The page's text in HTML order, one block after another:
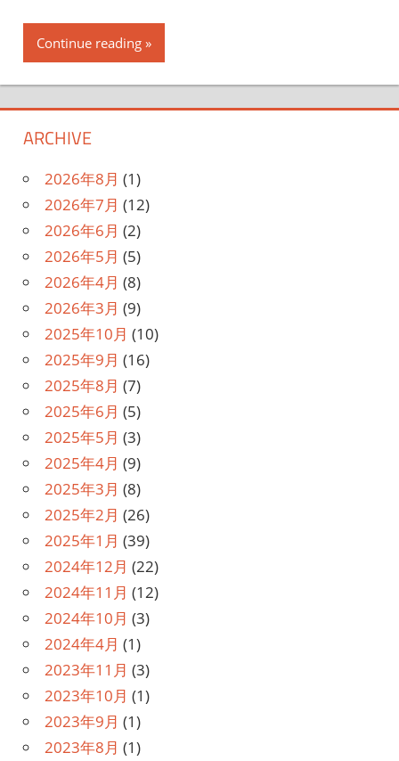
Continue reading
ARCHIVE
2026年8月 (1)
2026年7月 (12)
2026年6月 (2)
2026年5月 (5)
2026年4月 (8)
2026年3月 (9)
2025年10月 (10)
2025年9月 (16)
2025年8月 (7)
2025年6月 (5)
2025年5月 (3)
2025年4月 (9)
2025年3月 (8)
2025年2月 (26)
2025年1月 (39)
2024年12月 (22)
2024年11月 (12)
2024年10月 (3)
2024年4月 (1)
2023年11月 (3)
2023年10月 (1)
2023年9月 (1)
2023年8月 (1)